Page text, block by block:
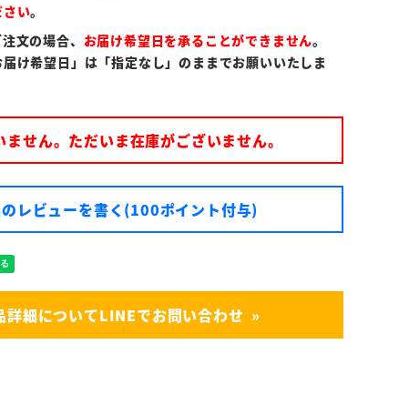
さい。
文の場合、 お届け希望日を承ることができません。
届け希望日」は「指定なし」のままでお願いいたしま
せん。ただいま在庫がございません。
レビューを書く(100ポイント付与)
詳細についてLINEでお問い合わせ